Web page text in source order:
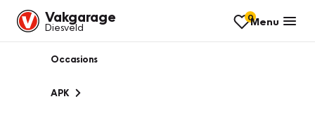
Vakgarage
Diesveld
0Menu
Occasions
APK